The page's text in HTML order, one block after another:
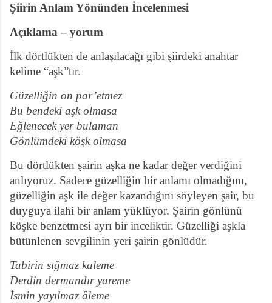
Şiirin Anlam Yönünden İncelenmesi
Açıklama – yorum
İlk dörtlükten de anlaşılacağı gibi şiirdeki anahtar
kelime “aşk”tır.
Güzelliğin on par’etmez
Bu bendeki aşk olmasa
Eğlenecek yer bulaman
Gönlümdeki köşk olmasa
Bu dörtlükten şairin aşka ne kadar değer verdiğini
anlıyoruz. Sadece güzelliğin bir anlamı olmadığını,
güzelliğin aşk ile değer kazandığını söyleyen şair, bu
duyguya ilahi bir anlam yüklüyor. Şairin gönlünü
köşke benzetmesi ayrı bir inceliktir. Güzelliği aşkla
bütünlenen sevgilinin yeri şairin gönlüdür.
Tabirin sığmaz kaleme
Derdin dermandır yareme
İsmin yayılmaz âleme